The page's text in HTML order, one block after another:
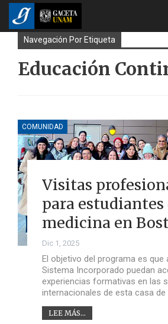
Navegación Por Etiqueta
Educación
COMUNIDAD
Visitas
para estudiantes
medicina en
Dic 1, 2025
El objetivo del programa es que
Sistema Incorporado puedan
experiencias formativas en las
internacionales de esta casa
LEE MÁS...